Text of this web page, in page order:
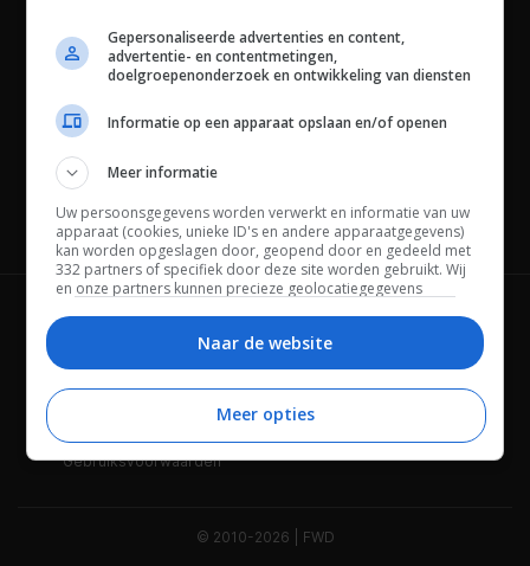
Channels
Wie is FWD Privacybeleid
Adverteren Contact
Gebruiksvoorwaarden
© 2010-2026 | FWD
Gepersonaliseerde advertenties en content,
advertentie- en contentmetingen,
doelgroepenonderzoek en ontwikkeling van diensten
Informatie op een apparaat opslaan en/of openen
Meer informatie
Uw persoonsgegevens worden verwerkt en informatie van uw
apparaat (cookies, unieke ID's en andere apparaatgegevens)
kan worden opgeslagen door, geopend door en gedeeld met
332 partners of specifiek door deze site worden gebruikt. Wij
en onze partners kunnen precieze geolocatiegegevens
Bepaalde leveranciers kunnen uw persoonsgegevens
beheren. Zoek onderaan deze pagina of in het sitemenu naar
een link om uw toestemming te beheren of in te trekken via de
privacy- en cookie-instellingen.
Naar de website
Meer opties